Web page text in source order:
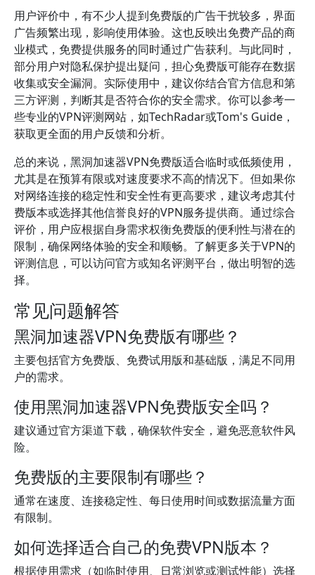
用户评价中，有不少人提到免费版的广告干扰较多，界面
广告频繁出现，影响使用体验。这也反映出免费产品的商
业模式，免费提供服务的同时通过广告获利。与此同时，
部分用户对隐私保护提出疑问，担心免费版可能存在数据
收集或安全漏洞。实际使用中，建议你结合官方信息和第
三方评测，判断其是否符合你的安全需求。你可以参考一
些专业的VPN评测网站，如TechRadar或Tom's Guide，
获取更全面的用户反馈和分析。
总的来说，黑洞加速器VPN免费版适合临时或低频使用，
尤其是在预算有限或对速度要求不高的情况下。但如果你
对网络连接的稳定性和安全性有更高要求，建议考虑其付
费版本或选择其他信誉良好的VPN服务提供商。通过综合
评价，用户应根据自身需求权衡免费版的便利性与潜在的
限制，确保网络体验的安全和顺畅。了解更多关于VPN的
评测信息，可以访问官方或知名评测平台，做出明智的选
择。
常见问题解答
黑洞加速器VPN免费版有哪些？
主要包括官方免费版、免费试用版和基础版，满足不同用
户的需求。
使用黑洞加速器VPN免费版安全吗？
建议通过官方渠道下载，确保软件安全，避免恶意软件风
险。
免费版的主要限制有哪些？
通常在速度、连接稳定性、每日使用时间或数据流量方面
有限制。
如何选择适合自己的免费VPN版本？
根据使用需求（如临时使用、日常浏览或测试性能）选择